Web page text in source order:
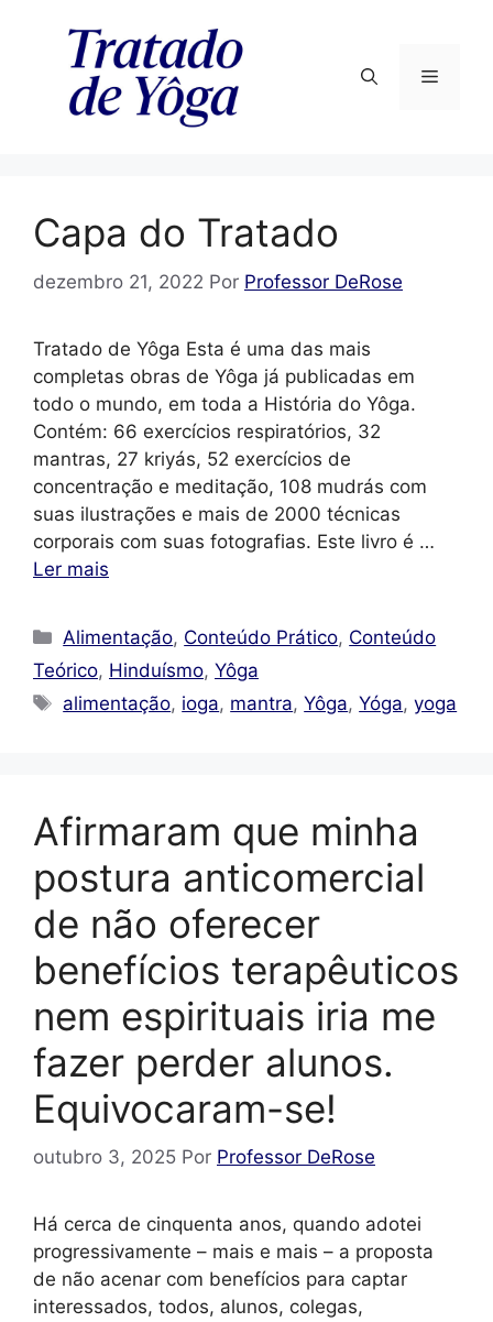
conteúdo
Menu
Capa do Tratado
dezembro 21, 2022 Por Professor DeRose
Tratado de Yôga Esta é uma das mais
completas obras de Yôga já publicadas em
todo o mundo, em toda a História do Yôga.
Contém: 66 exercícios respiratórios, 32
mantras, 27 kriyás, 52 exercícios de
concentração e meditação, 108 mudrás com
suas ilustrações e mais de 2000 técnicas
corporais com suas fotografias. Este livro é …
Ler mais
Categorias
Alimentação, Conteúdo Prático, Conteúdo
Teórico, Hinduísmo, Yôga
Tags
alimentação, ioga, mantra,Yôga,Yóga,yoga
Afirmaram que minha
postura anticomercial
de não oferecer
benefícios terapêuticos
nem espirituais iria me
fazer perder alunos.
Equivocaram-se!
outubro 3, 2025 Por Professor DeRose
Há cerca de cinquenta anos, quando adotei
progressivamente – mais e mais – a proposta
de não acenar com benefícios para captar
interessados, todos, alunos, colegas,